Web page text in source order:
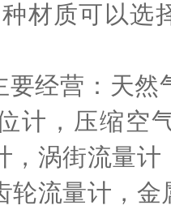
材质可以选
营：天然
计，压缩空
，涡街流量
轮流量计，